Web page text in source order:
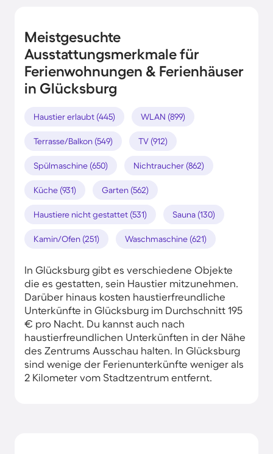
Meistgesuchte
Ausstattungsmerkmale für
Ferienwohnungen & Ferienhäuser
in Glücksburg
Haustier erlaubt (445) WLAN (899)
Terrasse/Balkon (549) TV (912)
Spülmaschine (650) Nichtraucher (862)
Küche (931) Garten (562)
Haustiere nicht gestattet (531) Sauna (130)
Kamin/Ofen (251) Waschmaschine (621)
In Glücksburg gibt es verschiedene Objekte
die es gestatten, sein Haustier mitzunehmen.
Darüber hinaus kosten haustierfreundliche
Unterkünfte in Glücksburg im Durchschnitt 195
€ pro Nacht. Du kannst auch nach
haustierfreundlichen Unterkünften in der Nähe
des Zentrums Ausschau halten. In Glücksburg
sind wenige der Ferienunterkünfte weniger als
2 Kilometer vom Stadtzentrum entfernt.